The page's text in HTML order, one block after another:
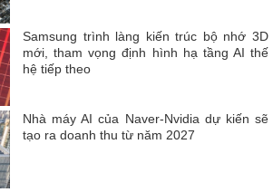
Samsung trình làng kiến trúc bộ nhớ 3D
mới, tham vọng định hình hạ tầng AI thế
hệ tiếp theo
Nhà máy AI của Naver-Nvidia dự kiến ​​sẽ
tạo ra doanh thu từ năm 2027